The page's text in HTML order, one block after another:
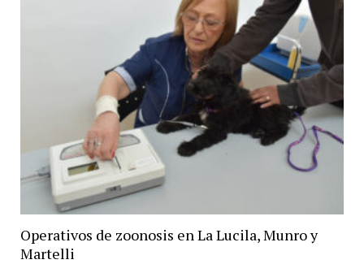
Operativos de zoonosis en La Lucila, Munro y
Martelli